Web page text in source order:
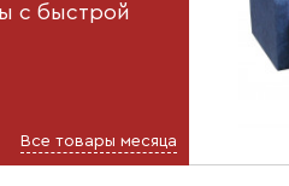
с быстрой
Все товары месяца